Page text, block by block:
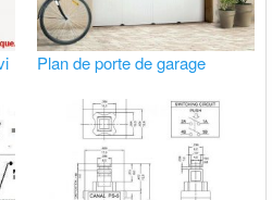
Plan de porte de garage